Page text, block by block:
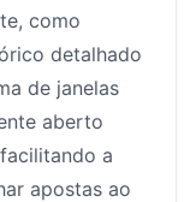
como
detalhado
de janelas
aberto
a
apostas ao